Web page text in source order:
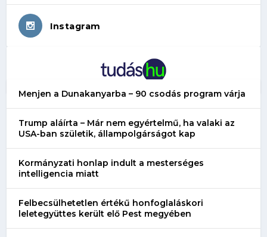
Instagram
Menjen a Dunakanyarba – 90 csodás program várja
Trump aláírta – Már nem egyértelmű, ha valaki az
USA-ban születik, állampolgárságot kap
Kormányzati honlap indult a mesterséges
intelligencia miatt
Felbecsülhetetlen értékű honfoglaláskori
leletegyüttes került elő Pest megyében